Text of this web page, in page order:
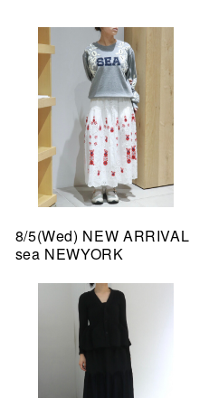
8/5(Wed) NEW ARRIVAL
sea NEWYORK